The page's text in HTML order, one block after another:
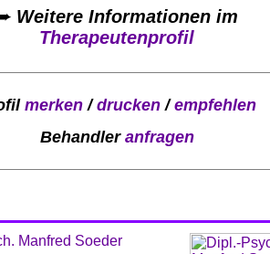
Weitere Informationen im
Therapeutenprofil
merken/drucken/empfehlen
Behandler anfragen
Manfred Soeder